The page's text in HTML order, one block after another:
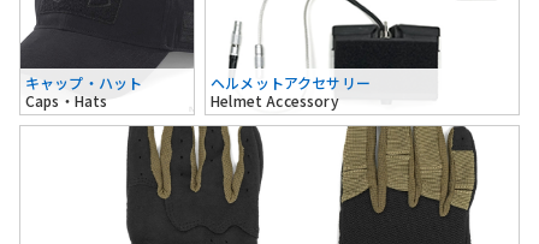
キャップ・ハット
Caps・Hats
ヘルメットアクセサリー
Helmet Accessory